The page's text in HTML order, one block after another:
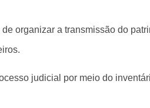
organizar a transmissão do
judicial por meio do